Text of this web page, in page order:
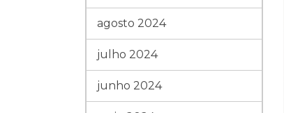
agosto 2024
julho 2024
junho 2024